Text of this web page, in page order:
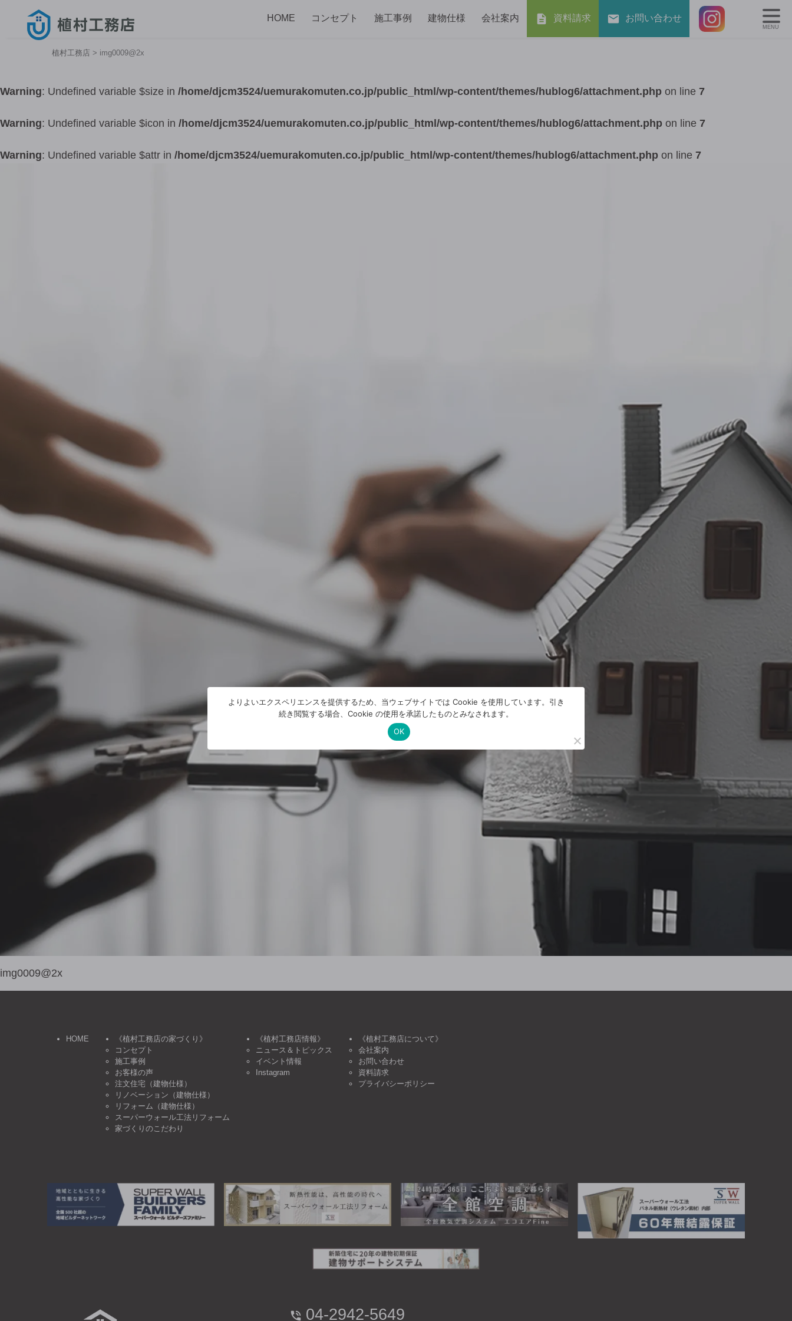
HOME コンセプト 施工事例 建物仕様 会社案内 資料請求 お問い合わせ
植村工務店 > img0009@2x
Warning: Undefined variable $size in /home/djcm3524/uemurakomuten.co.jp/public_html/wp-content/themes/hublog6/attachment.php on line 7
Warning: Undefined variable $icon in /home/djcm3524/uemurakomuten.co.jp/public_html/wp-content/themes/hublog6/attachment.php on line 7
Warning: Undefined variable $attr in /home/djcm3524/uemurakomuten.co.jp/public_html/wp-content/themes/hublog6/attachment.php on line 7
img0009@2x
MENU
HOME
《植村工務店の家づくり》
コンセプト
施工事例
お客様の声
注文住宅（建物仕様）
リノベーション（建物仕様）
リフォーム（建物仕様）
スーパーウォール工法リフォーム
家づくりのこだわり
《植村工務店情報》
ニュース＆トピックス
イベント情報
Instagram
《植村工務店について》
会社案内
お問い合わせ
資料請求
プライバシーポリシー
04-2942-5649
よりよいエクスペリエンスを提供するため、当ウェブサイトでは Cookie を使用しています。引き
続き閲覧する場合、Cookie の使用を承諾したものとみなされます。
OK